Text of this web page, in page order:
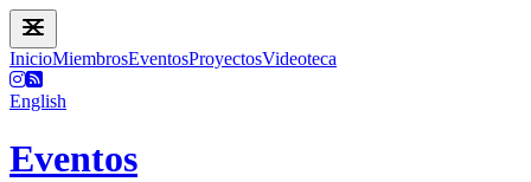
InicioMiembrosEventosProyectosVideoteca
English
Eventos